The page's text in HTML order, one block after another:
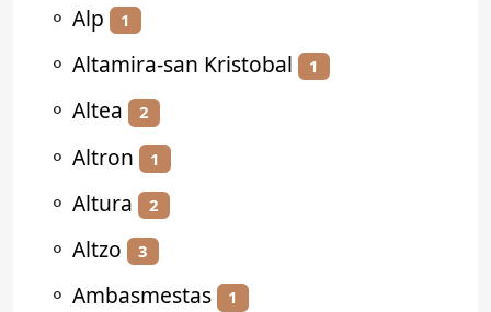
⚬ Alp 1
⚬ Altamira-san Kristobal 1
⚬ Altea 2
⚬ Altron 1
⚬ Altura 2
⚬ Altzo 3
⚬ Ambasmestas 1